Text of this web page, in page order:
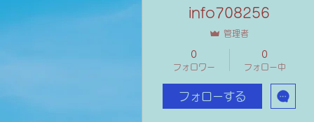
info708256
管理者
0
フォロワー
0
フォロー中
フォローする